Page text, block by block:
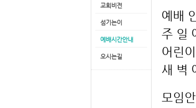
교회비전
섬기는이
예배시간안내
오시는길
예배
주 일
어린
새 벽
모임